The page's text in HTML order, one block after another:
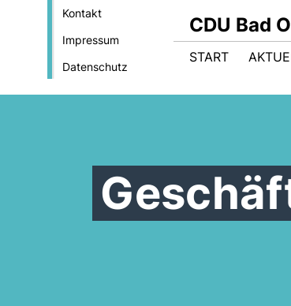
Kontakt
Impressum
Datenschutz
CDU Bad
START